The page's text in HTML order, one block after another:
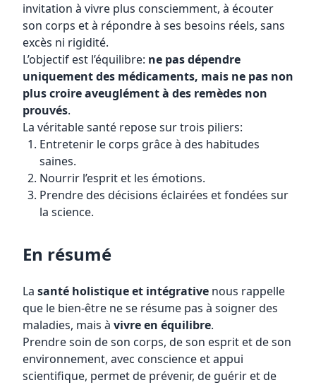
invitation à vivre plus consciemment, à écouter
son corps et à répondre à ses besoins réels, sans
excès ni rigidité.
L’objectif est l’équilibre: ne pas dépendre
uniquement des médicaments, mais ne pas non
plus croire aveuglément à des remèdes non
prouvés.
La véritable santé repose sur trois piliers:
Entretenir le corps grâce à des habitudes
saines.
Nourrir l’esprit et les émotions.
Prendre des décisions éclairées et fondées sur
la science.
En résumé
La santé holistique et intégrative nous rappelle
que le bien-être ne se résume pas à soigner des
maladies, mais à vivre en équilibre.
Prendre soin de son corps, de son esprit et de son
environnement, avec conscience et appui
scientifique, permet de prévenir, de guérir et de